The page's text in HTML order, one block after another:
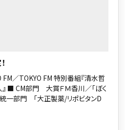
／TOKYO FM 特別番組『清水哲
■ CM部門 大賞ＦＭ香川／「ぼく
統一部門 「大正製薬/リポビタンD